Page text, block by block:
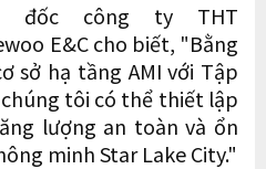
đốc công ty THT
E&C cho biết, "Bằng
sở hạ tầng AMI với Tập
tôi có thể thiết lập
lượng an toàn và ổn
minh Star Lake City."